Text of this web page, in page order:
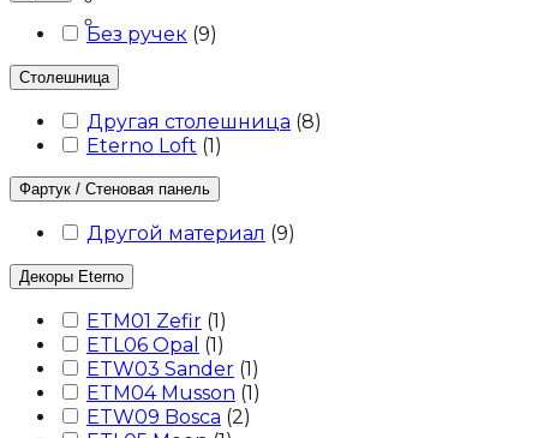
Контакты
Без ручек (9)
Столешница
Другая столешница (8)
Eterno Loft (1)
Фартук / Стеновая панель
Другой материал (9)
Декоры Eterno
ETM01 Zefir (1)
ETL06 Opal (1)
ETW03 Sander (1)
ETM04 Musson (1)
ETW09 Bosca (2)